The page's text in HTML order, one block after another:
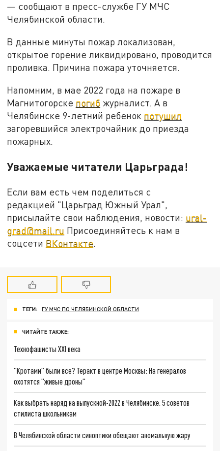
— сообщают в пресс-службе ГУ МЧС
Челябинской области.
В данные минуты пожар локализован,
открытое горение ликвидировано, проводится
проливка. Причина пожара уточняется.
Напомним, в мае 2022 года на пожаре в
Магнитогорске погиб журналист. А в
Челябинске 9-летний ребенок потушил
загоревшийся электрочайник до приезда
пожарных.
Уважаемые читатели Царьграда!
Если вам есть чем поделиться с
редакцией "Царьград Южный Урал",
присылайте свои наблюдения, новости: ural-
grad@mail.ru Присоединяйтесь к нам в
соцсети ВКонтакте.
ТЕГИ: ГУ МЧС ПО ЧЕЛЯБИНСКОЙ ОБЛАСТИ
ЧИТАЙТЕ ТАКЖЕ:
Технофашисты XXI века
"Кротами" были все? Теракт в центре Москвы: На генералов
охотятся "живые дроны"
Как выбрать наряд на выпускной-2022 в Челябинске. 5 советов
стилиста школьникам
В Челябинской области синоптики обещают аномальную жару